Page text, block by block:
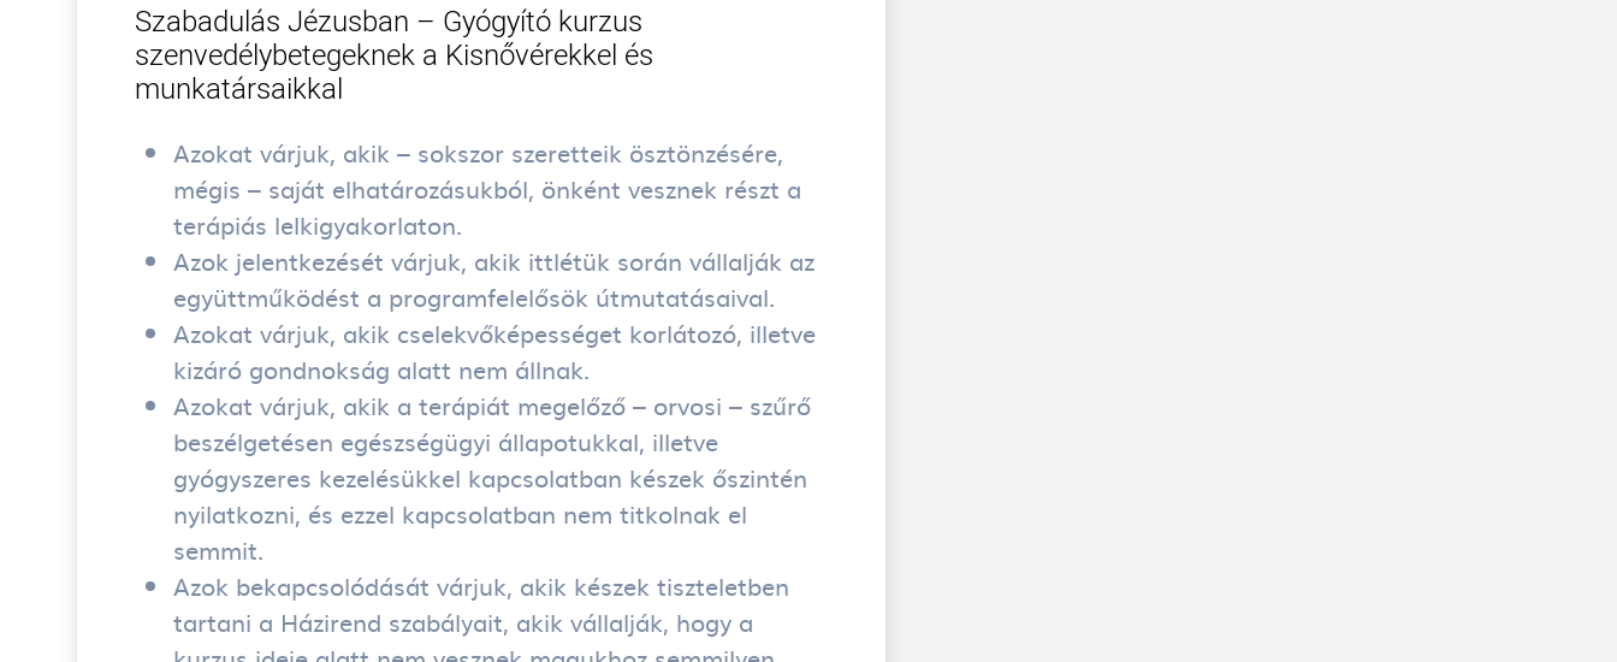
Szabadulás Jézusban – Gyógyító kurzus
szenvedélybetegeknek a Kisnővérekkel és
munkatársaikkal
Azokat várjuk, akik – sokszor szeretteik ösztönzésére,
mégis – saját elhatározásukból, önként vesznek részt a
terápiás lelkigyakorlaton.
Azok jelentkezését várjuk, akik ittlétük során vállalják az
együttműködést a programfelelősök útmutatásaival.
Azokat várjuk, akik cselekvőképességet korlátozó, illetve
kizáró gondnokság alatt nem állnak.
Azokat várjuk, akik a terápiát megelőző – orvosi – szűrő
beszélgetésen egészségügyi állapotukkal, illetve
gyógyszeres kezelésükkel kapcsolatban készek őszintén
nyilatkozni, és ezzel kapcsolatban nem titkolnak el
semmit.
Azok bekapcsolódását várjuk, akik készek tiszteletben
tartani a Házirend szabályait, akik vállalják, hogy a